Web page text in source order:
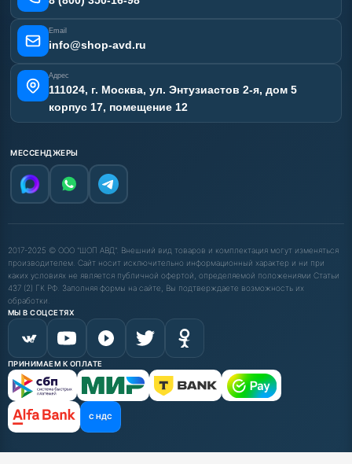
Карта сайта
Email
info@shop-avd.ru
Адрес
111024, г. Москва, ул. Энтузиастов 2-я, дом 5
корпус 17, помещение 12
МЕССЕНДЖЕРЫ
2017-2025 © ООО "ШОП АВД". Внешний вид товаров и комплектация могут изменяться
производителем. Сайт носит исключительно информационный характер и ни при
каких условиях не является публичной офертой, определяемой положениями Статьи
437 (2) ГК РФ. Заполняя формы на сайте, Вы подтверждаете возможность их
обработки.
МЫ В СОЦСЕТЯХ
ПРИНИМАЕМ К ОПЛАТЕ
С НДС